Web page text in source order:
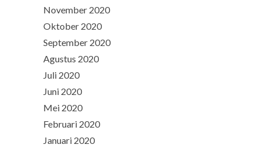
November 2020
Oktober 2020
September 2020
Agustus 2020
Juli 2020
Juni 2020
Mei 2020
Februari 2020
Januari 2020